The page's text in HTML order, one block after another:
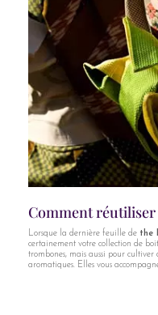
Comment réutiliser
Lorsque la dernière feuille de the
certainement votre collection de
trombones, mais aussi pour cultiver
aromatiques. Elles vous